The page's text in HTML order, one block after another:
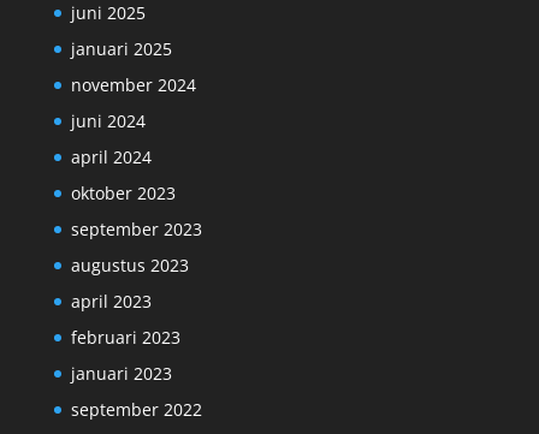
juni 2025
januari 2025
november 2024
juni 2024
april 2024
oktober 2023
september 2023
augustus 2023
april 2023
februari 2023
januari 2023
september 2022